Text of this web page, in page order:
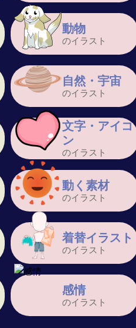
動物
のイラスト
自然・宇宙
のイラスト
文字・アイコ
ン
のイラスト
動く素材
のイラスト
着替イラスト
のイラスト
感情
のイラスト